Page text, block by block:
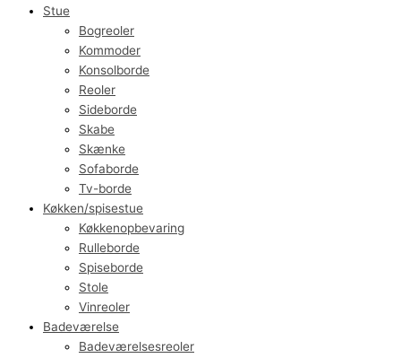
Stue
Bogreoler
Kommoder
Konsolborde
Reoler
Sideborde
Skabe
Skænke
Sofaborde
Tv-borde
Køkken/spisestue
Køkkenopbevaring
Rulleborde
Spiseborde
Stole
Vinreoler
Badeværelse
Badeværelsesreoler